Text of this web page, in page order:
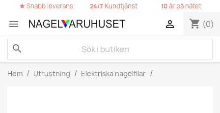
★Snabb leverans 24/7 Kundtjänst 10år på nätet
 shopping_cart (0)

search
Hem Utrustning Elektriska nagelfilar